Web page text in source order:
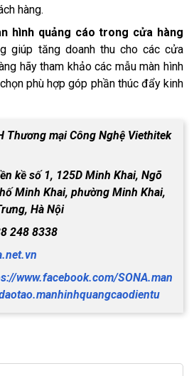
hàng.
hình quảng cáo trong cửa hàng
giúp tăng doanh thu cho các cửa
hãy tham khảo các mẫu màn hình
phù hợp góp phần thúc đẩy kinh
Thương mại Công Nghệ Viethitek
kề số 1, 125D Minh Khai, Ngõ
Minh Khai, phường Minh Khai,
Hà Nội
248 8338
www.facebook.com/SONA.man